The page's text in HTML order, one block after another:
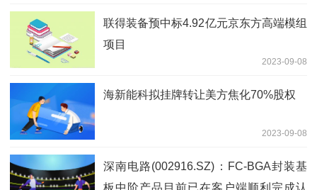
联得装备预中标4.92亿元京东方高端模组
项目
2023-09-08
海新能科拟挂牌转让美方焦化70%股权
2023-09-08
深南电路(002916.SZ)：FC-BGA封装基
板中阶产品目前已在客户端顺利完成认